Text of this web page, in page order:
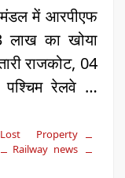
में आरपीएफ
लाख का खोया
राजकोट, 04
रेलवे …
Lost Property
Railway news